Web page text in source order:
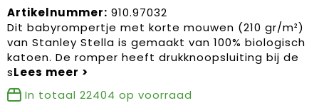
Kleding en textiel
Tassen
Dag van de Zorg
Kerstartikelen
Kerstpakketten
Artikelnummer: 910.97032
Dit babyrompertje met korte mouwen (210 gr/m²)
van Stanley Stella is gemaakt van 100% biologisch
katoen. De romper heeft drukknoopsluiting bij de
s
In totaal 22404 op voorraad